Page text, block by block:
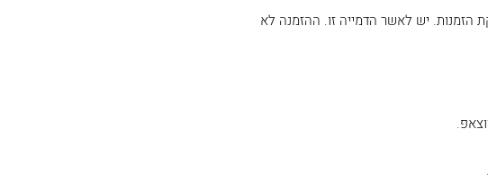
הזמנות. יש לאשר הדמייה זו. ההזמנה לא